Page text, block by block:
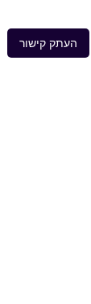
העתק קישור